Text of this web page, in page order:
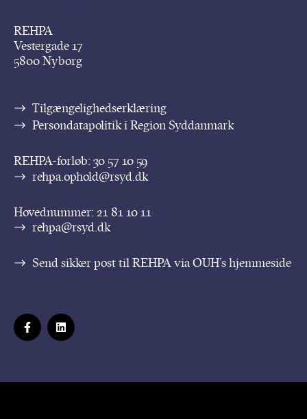
REHPA
Vestergade 17
5800 Nyborg
Tilgængelighedserklæring
Persondatapolitik i Region Syddanmark
REHPA-forløb:30 57 10 59
rehpa.ophold@rsyd.dk
Hovednummer:21 81 10 11
rehpa@rsyd.dk
Send sikker post til REHPA via OUH’s hjemmeside